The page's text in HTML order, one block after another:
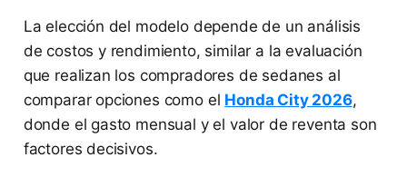
La elección del modelo depende de un análisis
de costos y rendimiento, similar a la evaluación
que realizan los compradores de sedanes al
comparar opciones como el Honda City 2026,
donde el gasto mensual y el valor de reventa son
factores decisivos.